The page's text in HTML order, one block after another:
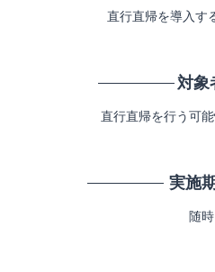
直行直帰を導入す
対象
直行直帰を行う可
実施
随時